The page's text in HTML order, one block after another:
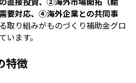
要対応、④海外企業との共同事
取り組みがものづくり補助金グロ
います。
特徴